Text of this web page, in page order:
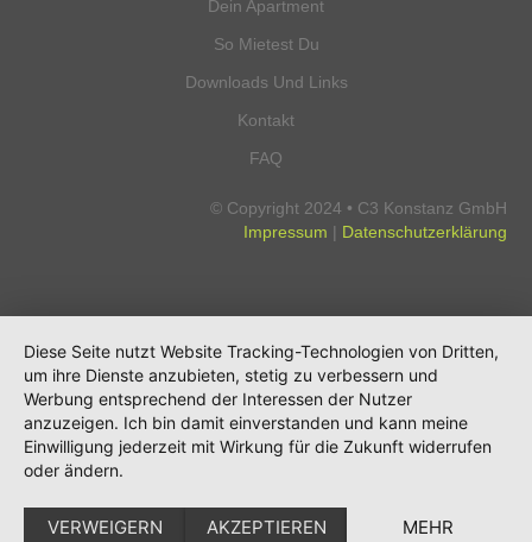
Dein Apartment
So Mietest Du
Downloads Und Links
Kontakt
FAQ
© Copyright 2024 • C3 Konstanz GmbH
Impressum | Datenschutzerklärung
Diese Seite nutzt Website Tracking-Technologien von Dritten,
um ihre Dienste anzubieten, stetig zu verbessern und
Werbung entsprechend der Interessen der Nutzer
anzuzeigen. Ich bin damit einverstanden und kann meine
Einwilligung jederzeit mit Wirkung für die Zukunft widerrufen
oder ändern.
VERWEIGERN AKZEPTIEREN MEHR